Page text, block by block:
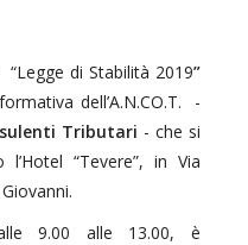
di Stabilità 2019”
dell’A.N.CO.T. -
Tributari - che si
“Tevere”, in Via
9.00 alle 13.00, è